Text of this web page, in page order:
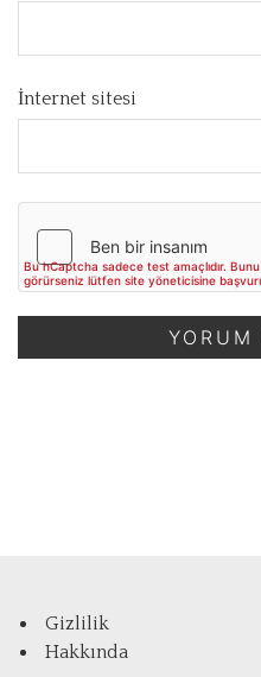
İnternet sitesi
Gizlilik
Hakkında